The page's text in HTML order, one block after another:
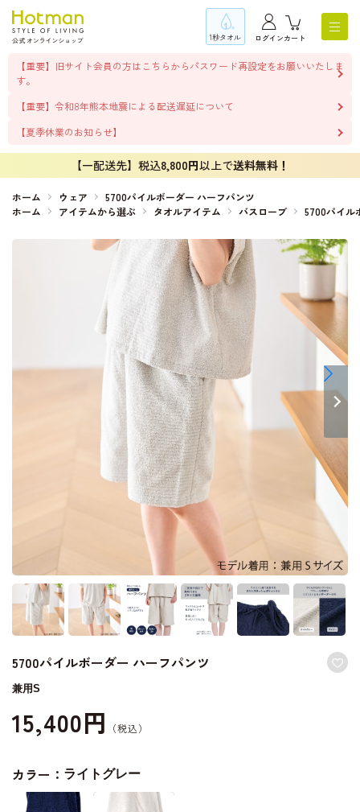
1秒タオル ログインカート
【重要】旧サイト会員の方はこちらからパスワード再設定をお願いいたしま
す。
【重要】令和8年熊本地震による配送遅延について
【夏季休業のお知らせ】
【一配送先】税込8,800円以上で送料無料！
ホーム ウェア
5700パイルボーダー ハーフパンツ
ホーム
アイテムから選ぶ タオルアイテム バスローブ 5700パイル
5700パイルボーダー ハーフパンツ
兼用S
15,400円
カラー： ライトグレー